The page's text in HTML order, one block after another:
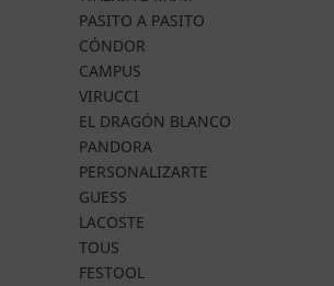
PASITO A PASITO
CÓNDOR
CAMPUS
VIRUCCI
EL DRAGÓN BLANCO
PANDORA
PERSONALIZARTE
GUESS
LACOSTE
TOUS
FESTOOL